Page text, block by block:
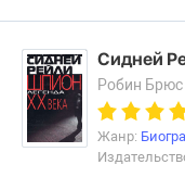
Сидней
Робин
Жанр: